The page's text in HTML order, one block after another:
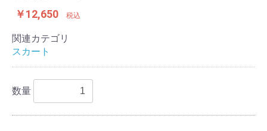
￥12,650 税込
関連カテゴリ
スカート
数量